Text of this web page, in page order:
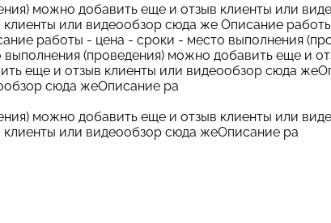
можно добавить еще и отзыв клиенты или
или видеообзор сюда же Описание
работы - цена - сроки - место выполнения
(проведения) можно добавить еще и
еще и отзыв клиенты или видеообзор сюда
сюда жеОписание ра
можно добавить еще и отзыв клиенты или
или видеообзор сюда жеОписание ра